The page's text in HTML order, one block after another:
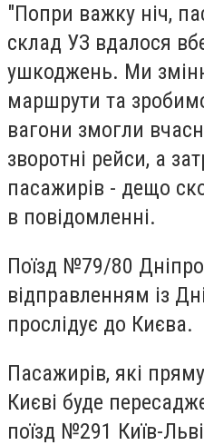
"Попри важку ніч,
склад УЗ вдалося
ушкоджень. Ми
маршрути та
вагони змогли
зворотні рейси, а
пасажирів - дещо
в повідомленні.
Поїзд №79/80
відправленням із
прослідує до Києва.
Пасажирів, які
Києві буде
поїзд №291 Київ-